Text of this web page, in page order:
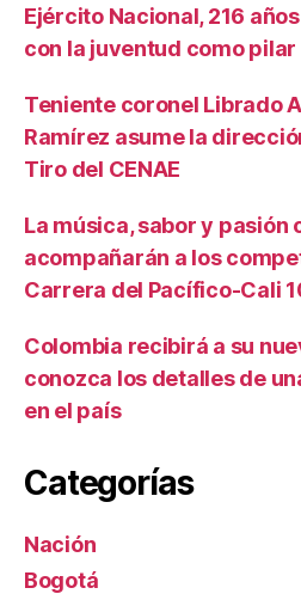
Ejército Nacional, 216
con la juventud como
Teniente coronel Librado
Ramírez asume la
Tiro del CENAE
La música, sabor y pasión
acompañarán a los
Carrera del Pacífico-Cali
Colombia recibirá a su
conozca los detalles de
en el país
Categorías
Nación
Bogotá